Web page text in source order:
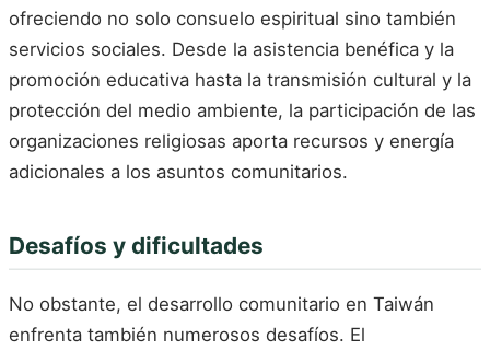
ofreciendo no solo consuelo espiritual sino también
servicios sociales. Desde la asistencia benéfica y la
promoción educativa hasta la transmisión cultural y la
protección del medio ambiente, la participación de las
organizaciones religiosas aporta recursos y energía
adicionales a los asuntos comunitarios.
Desafíos y dificultades
No obstante, el desarrollo comunitario en Taiwán
enfrenta también numerosos desafíos. El